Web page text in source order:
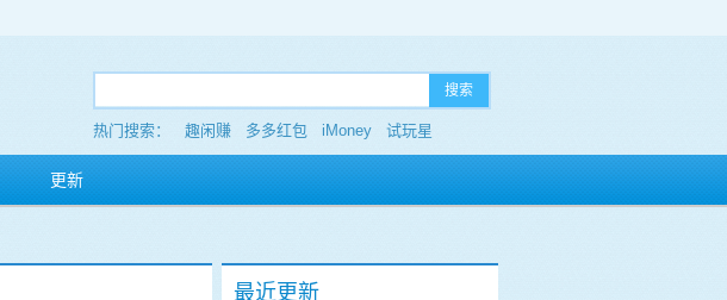
搜索
热门搜索： 趣闲赚 多多红包 iMoney 试玩星
更新
最近更新